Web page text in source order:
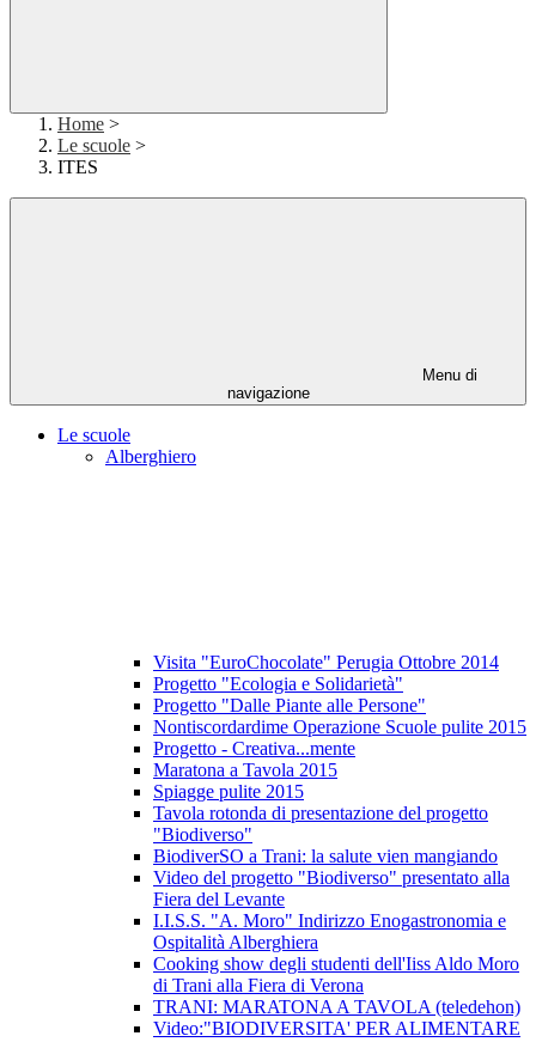
Home >
Le scuole >
ITES
Menu di
navigazione
Le scuole
Alberghiero
Visita "EuroChocolate" Perugia Ottobre 2014
Progetto "Ecologia e Solidarietà"
Progetto "Dalle Piante alle Persone"
Nontiscordardime Operazione Scuole pulite 2015
Progetto - Creativa...mente
Maratona a Tavola 2015
Spiagge pulite 2015
Tavola rotonda di presentazione del progetto
"Biodiverso"
BiodiverSO a Trani: la salute vien mangiando
Video del progetto "Biodiverso" presentato alla
Fiera del Levante
I.I.S.S. "A. Moro" Indirizzo Enogastronomia e
Ospitalità Alberghiera
Cooking show degli studenti dell'Iiss Aldo Moro
di Trani alla Fiera di Verona
TRANI: MARATONA A TAVOLA (teledehon)
Video:"BIODIVERSITA' PER ALIMENTARE